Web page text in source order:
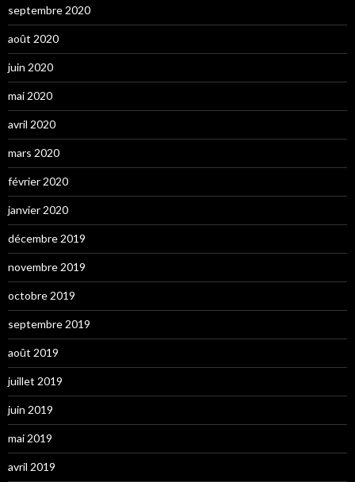
septembre 2020
août 2020
juin 2020
mai 2020
avril 2020
mars 2020
février 2020
janvier 2020
décembre 2019
novembre 2019
octobre 2019
septembre 2019
août 2019
juillet 2019
juin 2019
mai 2019
avril 2019